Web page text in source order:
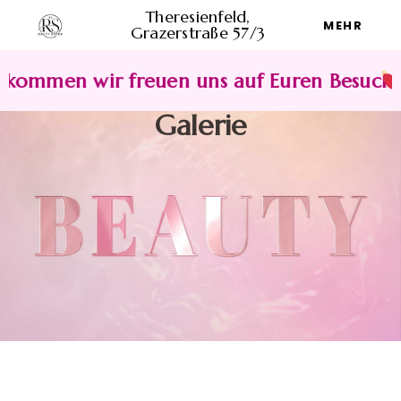
Theresienfeld,
Grazerstraße 57/3 MEHR
wir freuen uns auf Euren Besuch!
Galerie